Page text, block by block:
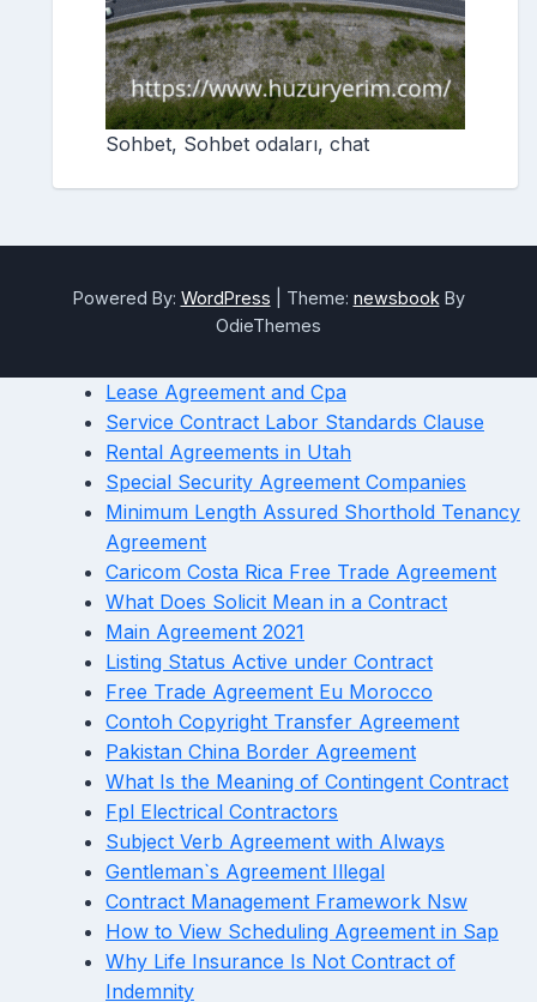
Sohbet, Sohbet odaları, chat
Powered By: WordPress Theme: newsbook By
OdieThemes
Lease Agreement and Cpa
Service Contract Labor Standards Clause
Rental Agreements in Utah
Special Security Agreement Companies
Minimum Length Assured Shorthold Tenancy
Agreement
Caricom Costa Rica Free Trade Agreement
What Does Solicit Mean in a Contract
Main Agreement 2021
Listing Status Active under Contract
Free Trade Agreement Eu Morocco
Contoh Copyright Transfer Agreement
Pakistan China Border Agreement
What Is the Meaning of Contingent Contract
Fpl Electrical Contractors
Subject Verb Agreement with Always
Gentleman`s Agreement Illegal
Contract Management Framework Nsw
How to View Scheduling Agreement in Sap
Why Life Insurance Is Not Contract of
Indemnity